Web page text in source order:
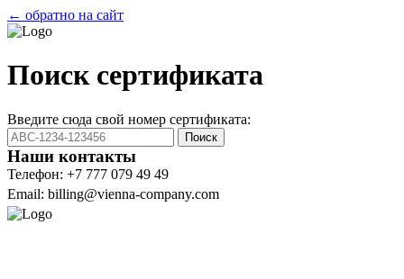
← обратно на сайт
Поиск сертификата
Введите сюда свой номер сертификата:
Поиск
Наши контакты
Телефон: +7 777 079 49 49
Email: billing@vienna-company.com